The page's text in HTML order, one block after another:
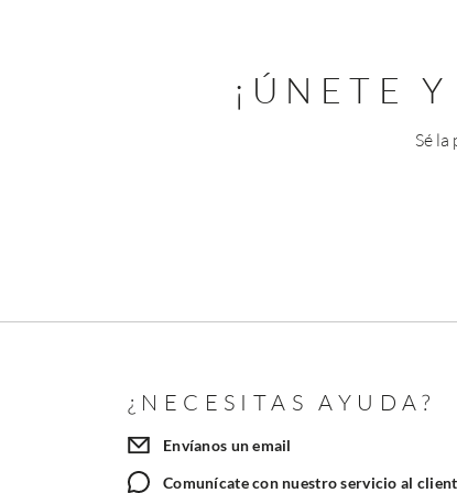
¡ÚNETE
Sé
¿NECESITAS AYUDA?
Envíanos un email
Comunícate con nuestro servicio al